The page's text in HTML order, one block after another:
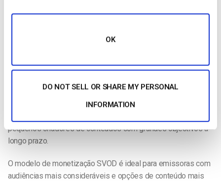
OK
DO NOT SELL OR SHARE MY PERSONAL
INFORMATION
Os anúncios podem ser provenientes de anúncios
seu sítio Web, programas de afiliados ou conteúdo
SVOD [Subscription BAsed Video on Demand]:
Com este modelo de negócio, não é necessária tanta
audiência como com o AVOD. O SVOD oferece excelentes
pequenos criadores de conteúdos com grandes objectivos a
longo prazo.
O modelo de monetização SVOD é ideal para emissoras com
audiências mais consideráveis e opções de conteúdo mais